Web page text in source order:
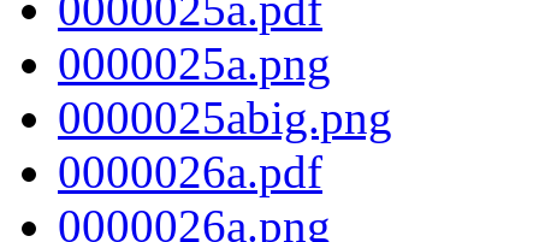
0000025a.png
0000025abig.png
0000026a.pdf
0000026a.png